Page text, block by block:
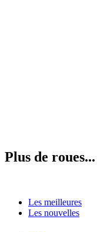
Plus de roues...
Les meilleures
Les nouvelles